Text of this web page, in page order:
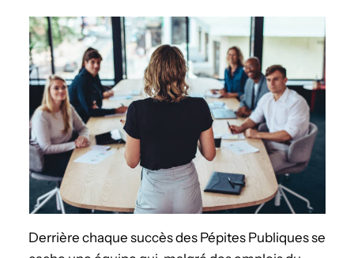
Derrière chaque succès des Pépites Publiques se